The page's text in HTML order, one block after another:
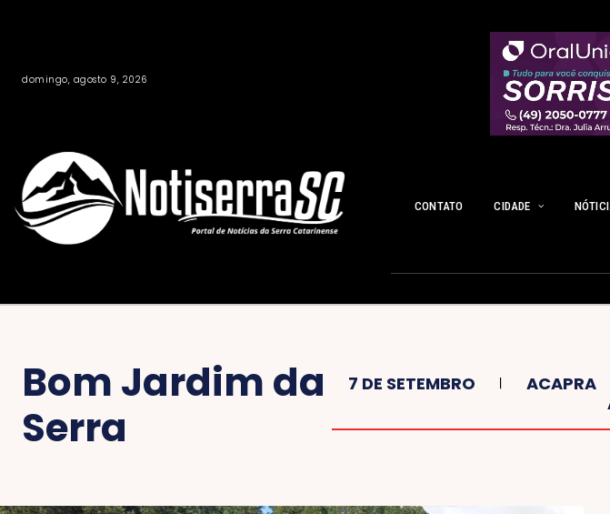
domingo, agosto 9, 2026
CONTATO CIDADE
Bom Jardim da
Serra
7 DE SETEMBRO ACAPRA